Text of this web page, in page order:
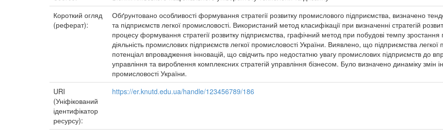
Короткий огляд
(реферат):
Обґрунтовано особливості формування стратегії розвитку промислового підприємства, визначено
та підприємств легкої промисловості. Використаний метод класифікації при визначенні стратегій
процесу формування стратегії розвитку підприємства, графічний метод при побудові темпу
діяльність промислових підприємств легкої промисловості України. Виявлено, що підприємства
потенціал впровадження інновацій, що свідчить про недостатню увагу промислових підприємств до
управління та вироблення комплексних стратегій управління бізнесом. Було визначено динаміку змін
промисловості України.
URI
(Уніфікований
ідентифікатор
ресурсу):
https://er.knutd.edu.ua/handle/123456789/186